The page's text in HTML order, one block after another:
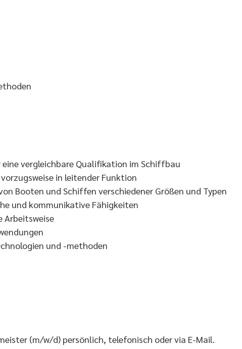
vergleichbare Qualifikation im Schiffbau
in leitender Funktion
Booten und Schiffen verschiedener Größen und Typen
und kommunikative Fähigkeiten
Arbeitsweise
und -methoden
(m/w/d) persönlich, telefonisch oder via E-Mail.